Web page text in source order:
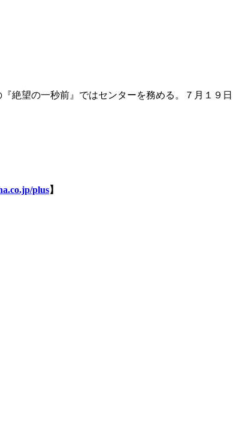
絶望の一秒前』ではセンターを務める。７月１９日
plus】